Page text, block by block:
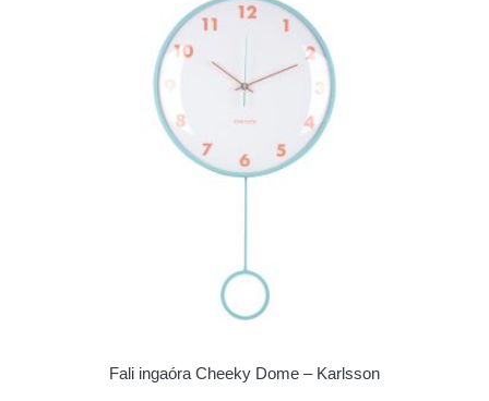
Fali ingaóra Cheeky Dome – Karlsson